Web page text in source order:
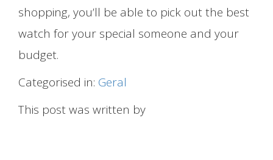
shopping, you’ll be able to pick out the best
watch for your special someone and your
budget.
Categorised in: Geral
This post was written by